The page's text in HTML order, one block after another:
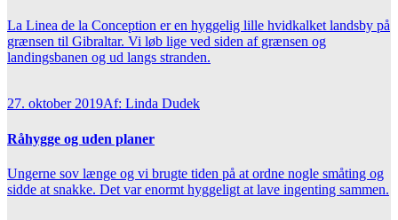
La Linea de la Conception er en hyggelig lille hvidkalket landsby på
grænsen til Gibraltar. Vi løb lige ved siden af grænsen og
landingsbanen og ud langs stranden.
27. oktober 2019Af: Linda Dudek
Råhygge og uden planer
Ungerne sov længe og vi brugte tiden på at ordne nogle småting og
sidde at snakke. Det var enormt hyggeligt at lave ingenting sammen.